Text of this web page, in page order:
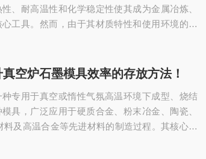
、耐高温性和化学稳定性使其成为金属冶炼、
工具。然而，由于其材质特性和使用环境的严
，相对湿度不超过60%。地面需铺设木
节需增加干燥剂投放频率，...
空炉石墨模具效率的存放方法！
专用于真空或惰性气氛高温环境下成型、烧结
具，广泛应用于硬质合金、粉末冶金、陶瓷、
料及高温合金等先进材料的制造过程。其核心优